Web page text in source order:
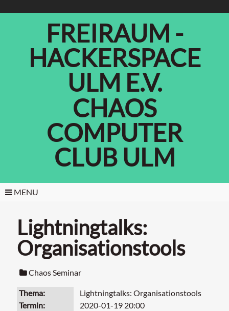
FREIRAUM -
HACKERSPACE
ULM E.V.
CHAOS
COMPUTER
CLUB ULM
MENU
Lightningtalks:
Organisationstools
Chaos Seminar
Thema
Lightningtalks: Organisationstools
Termin
2020-01-19 20:00